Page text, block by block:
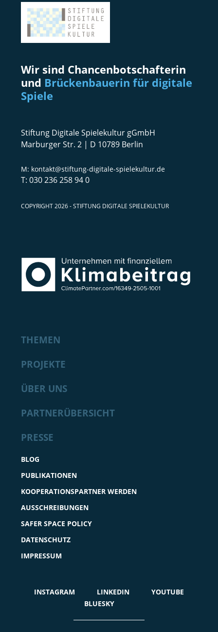
Wir sind Chancenbotschafterin
und Brückenbauerin für digitale
Spiele
Stiftung Digitale Spielekultur gGmbH
Marburger Str. 2 | D 10789 Berlin
kontakt@stiftung-digitale-spielekultur.de
030 236 258 94 0
COPYRIGHT 2026 - STIFTUNG DIGITALE SPIELEKULTUR
THEMEN
PROJEKTE
ÜBER UNS
PARTNERÜBERSICHT
PRESSE
BLOG
PUBLIKATIONEN
KOOPERATIONSPARTNER WERDEN
AUSSCHREIBUNGEN
SAFER SPACE POLICY
DATENSCHUTZ
IMPRESSUM
INSTAGRAM LINKEDIN
YOUTUBE
BLUESKY